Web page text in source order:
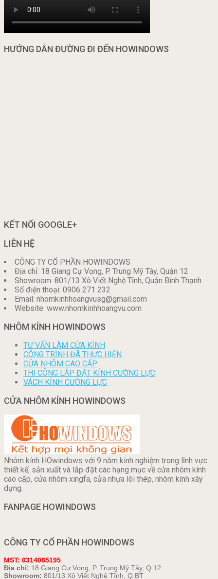
HƯỚNG DẪN ĐƯỜNG ĐI ĐẾN HOWINDOWS
KẾT NỐI GOOGLE+
LIÊN HỆ
CÔNG TY CỔ PHẦN HOWINDOWS
Địa chỉ: 18 Giang Cự Vọng, P. Trung Mỹ Tây, Quận 12
Showroom: 801/13 Xô Viết Nghệ Tĩnh, Quận Bình Thạnh
Số điện thoại: 0906 271 232
Email: nhomkinhhoangvusg@gmail.com
Website: www.nhomkinhhoangvu.com
NHÔM KÍNH HOWINDOWS
TƯ VẤN LÀM CỬA KÍNH
CÔNG TRÌNH ĐÃ THỰC HIỆN
CỬA NHÔM CAO CẤP
THI CÔNG LẮP ĐẶT KÍNH CƯỜNG LỰC
VÁCH KÍNH CƯỜNG LỰC
CỬA NHÔM KÍNH HOWINDOWS
Nhôm kính HOwindows với 9 năm kinh nghiệm trong lĩnh vực
thiết kế, sản xuất và lắp đặt các hạng mục về cửa nhôm kính
cao cấp, cửa nhôm xingfa, cửa nhựa lõi thép, nhôm kính xây
dựng.
FANPAGE HOWINDOWS
CÔNG TY CỔ PHẦN HOWINDOWS
MST: 0314085195
Địa chỉ: 18 Giang Cự Vọng, P. Trung Mỹ Tây, Q.12
Showroom: 801/13 Xô Viết Nghệ Tĩnh, Q.BT